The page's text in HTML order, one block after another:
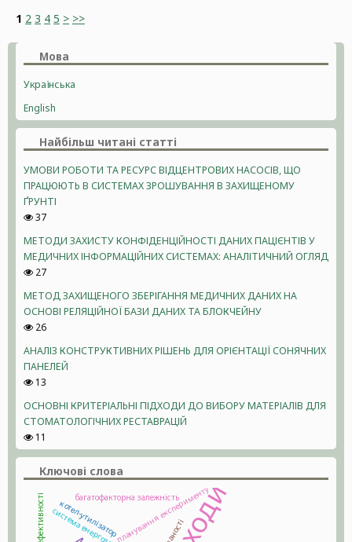
1 2 3 4 5 > >>
Мова
Українська
English
Найбільш читані статті
УМОВИ РОБОТИ ТА РЕСУРС ВІДЦЕНТРОВИХ НАСОСІВ, ЩО
ПРАЦЮЮТЬ В СИСТЕМАХ ЗРОШУВАННЯ В ЗАХИЩЕНОМУ
ҐРУНТІ
37
МЕТОДИ ЗАХИСТУ КОНФІДЕНЦІЙНОСТІ ДАНИХ ПАЦІЄНТІВ У
МЕДИЧНИХ ІНФОРМАЦІЙНИХ СИСТЕМАХ: АНАЛІТИЧНИЙ ОГЛЯД
27
МЕТОД ЗАХИЩЕНОГО ЗБЕРІГАННЯ МЕДИЧНИХ ДАНИХ НА
ОСНОВІ РЕЛЯЦІЙНОЇ БАЗИ ДАНИХ ТА БЛОКЧЕЙНУ
26
АНАЛІЗ КОНСТРУКТИВНИХ РІШЕНЬ ДЛЯ ОРІЄНТАЦІЇ СОНЯЧНИХ
ПАНЕЛЕЙ
13
ОСНОВНІ КРИТЕРІАЛЬНІ ПІДХОДИ ДО ВИБОРУ МАТЕРІАЛІВ ДЛЯ
СТОМАТОЛОГІЧНИХ РЕСТАВРАЦІЙ
11
Ключові слова
планування експерименту
котел-утилізатор
багатофакторна залежність